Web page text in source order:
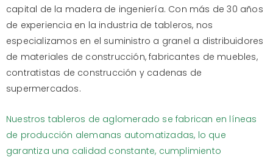
capital de la madera de ingeniería. Con más de 30 años
de experiencia en la industria de tableros, nos
especializamos en el suministro a granel a distribuidores
de materiales de construcción, fabricantes de muebles,
contratistas de construcción y cadenas de
supermercados.
Nuestros tableros de aglomerado se fabrican en líneas
de producción alemanas automatizadas, lo que
garantiza una calidad constante, cumplimiento